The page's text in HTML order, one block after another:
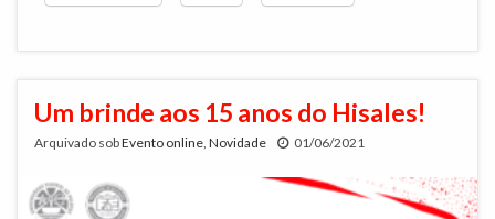
Um brinde aos 15 anos do Hisales!
Arquivado sobEvento online, Novidade 01/06/2021